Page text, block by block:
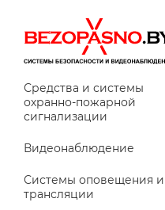
Средства и системы
охранно-пожарной
сигнализации
Видеонаблюдение
для
Системы оповещения и
трансляции